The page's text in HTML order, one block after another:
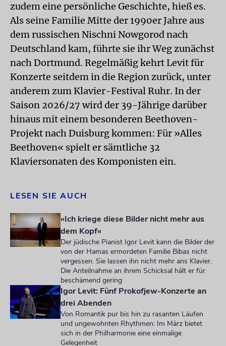
zudem eine persönliche Geschichte, hieß es.
Als seine Familie Mitte der 1990er Jahre aus
dem russischen Nischni Nowgorod nach
Deutschland kam, führte sie ihr Weg zunächst
nach Dortmund. Regelmäßig kehrt Levit für
Konzerte seitdem in die Region zurück, unter
anderem zum Klavier-Festival Ruhr. In der
Saison 2026/27 wird der 39-Jährige darüber
hinaus mit einem besonderen Beethoven-
Projekt nach Duisburg kommen: Für »Alles
Beethoven« spielt er sämtliche 32
Klaviersonaten des Komponisten ein.
LESEN SIE AUCH
»Ich kriege diese Bilder nicht mehr aus
dem Kopf«
Der jüdische Pianist Igor Levit kann die Bilder der
von der Hamas ermordeten Familie Bibas nicht
vergessen. Sie lassen ihn nicht mehr ans Klavier.
Die Anteilnahme an ihrem Schicksal hält er für
beschämend gering
Igor Levit: Fünf Prokofjew-Konzerte an
drei Abenden
Von Romantik pur bis hin zu rasanten Läufen
und ungewohnten Rhythmen: Im März bietet
sich in der Philharmonie eine einmalige
Gelegenheit